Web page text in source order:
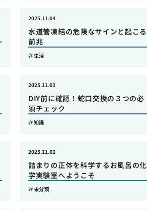
水道管凍結の危険なサインと起こる
前兆
2025.11.04
生活
DIY前に確認！蛇口交換の３つの必
須チェック
2025.11.03
知識
詰まりの正体を科学するお風呂の化
学実験室へようこそ
2025.11.02
未分類